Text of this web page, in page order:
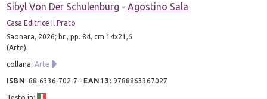
Sibyl Von Der Schulenburg -Agostino Sala
Casa Editrice Il Prato
Saonara, 2026; br., pp. 84, cm 14x21,6.
(Arte).
collana:Arte
ISBN:88-6336-702-7 - EAN13 :9788863367027
Testo in: